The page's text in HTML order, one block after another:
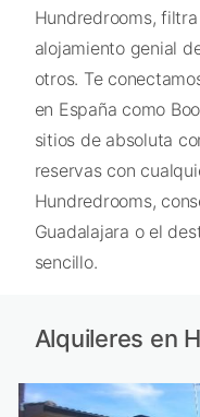
Hundredrooms,
alojamiento genial
otros. Te
en España como
sitios de absoluta
reservas con
Hundredrooms,
Guadalajara o el
sencillo.
Alquileres en